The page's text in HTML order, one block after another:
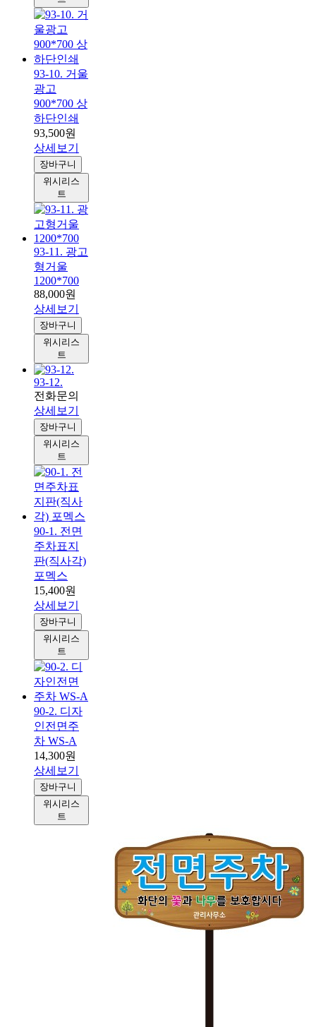
93-10. 거울
광고
900*700 상
하단인쇄
93,500원
상세보기
장바구니
위시리스
트
93-11. 광고
형거울
1200*700
88,000원
상세보기
장바구니
위시리스
트
93-12.
전화문의
상세보기
장바구니
위시리스
트
90-1. 전면
주차표지
판(직사각)
포멕스
15,400원
상세보기
장바구니
위시리스
트
90-2. 디자
인전면주
차 WS-A
14,300원
상세보기
장바구니
위시리스
트